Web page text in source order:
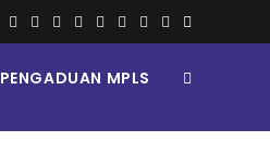
PENGADUAN MPLS